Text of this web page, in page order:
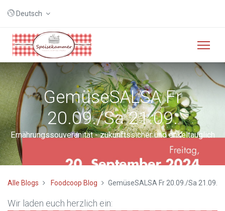
Deutsch
GemüseSALSA Fr
20.09./Sa 21.09.
Ernährungssouveränität - zukunftssicher und enkeltauglich
Alle Blogs Foodcoop Blog GemüseSALSA Fr 20.09./Sa 21.09.
Wir laden euch herzlich ein: